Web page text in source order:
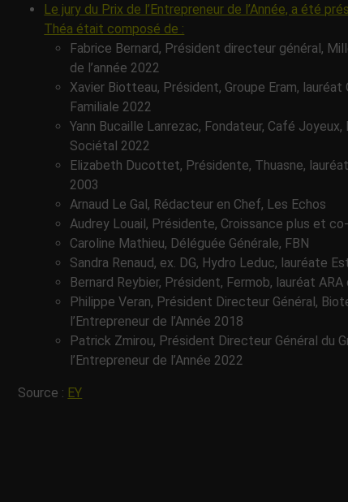
Le jury du Prix de l’Entrepreneur de l’Année, a été
Théa était composé de :
Fabrice Bernard, Président directeur général,
de l’année 2022
Xavier Biotteau, Président, Groupe Eram,
Familiale 2022
Yann Bucaille Lanrezac, Fondateur, Café
Sociétal 2022
Elizabeth Ducottet, Présidente, Thuasne,
2003
Arnaud Le Gal, Rédacteur en Chef, Les Echos
Audrey Louail, Présidente, Croissance plus et
Caroline Mathieu, Déléguée Générale, FBN
Sandra Renaud, ex. DG, Hydro Leduc, lauréate
Bernard Reybier, Président, Fermob, lauréat
Philippe Veran, Président Directeur Général,
l’Entrepreneur de l’Année 2018
Patrick Zmirou, Président Directeur Général du
l’Entrepreneur de l’Année 2022
Source : EY